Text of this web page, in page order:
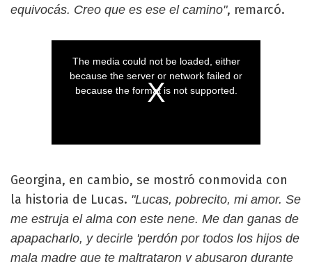
equivocás. Creo que es ese el camino", remarcó.
Georgina, en cambio, se mostró conmovida con
la historia de Lucas. "Lucas, pobrecito, mi amor. Se
me estruja el alma con este nene. Me dan ganas de
apapacharlo, y decirle 'perdón por todos los hijos de
mala madre que te maltrataron y abusaron durante